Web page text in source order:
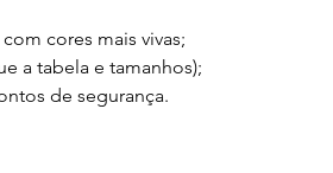
cores mais vivas;
a tabela e tamanhos);
de segurança.